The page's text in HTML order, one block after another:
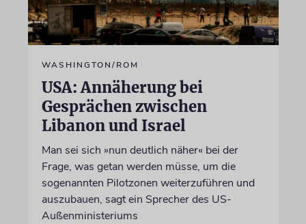
WASHINGTON/ROM
USA: Annäherung bei
Gesprächen zwischen
Libanon und Israel
Man sei sich »nun deutlich näher« bei der
Frage, was getan werden müsse, um die
sogenannten Pilotzonen weiterzuführen und
auszubauen, sagt ein Sprecher des US-
Außenministeriums